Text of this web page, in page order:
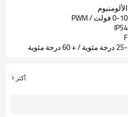
الألومنيوم
0-10 فولت / PWM
IP54
F
-25 درجة مئوية / + 60 درجة مئوية
أكثر